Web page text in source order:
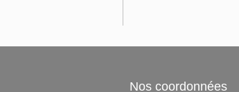
Nos coordonnées